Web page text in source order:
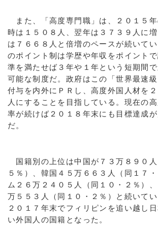
また、「高度専門職」は、２０１５
時は１５０８人、翌年は３７３９人に
は７６６８人と倍増のペースが続いて
のポイント制は学歴や年収をポイント
準を満たせば３年や１年という短期間
可能な制度だ。政府はこの「世界最速
付与を内外にＰＲし、高度外国人材を
人にすることを目指している。現在の
率が続けば２０１８年末にも目標達成
だ。
国籍別の上位は中国が７３万８９０人
５％）、韓国４５万６６３人（同１７
ム２６万２４０５人（同１０・２％）
万５５３人（同１０・２％）と続いて
２０１７年末でフィリピンを追い越し
い外国人の国籍となった。